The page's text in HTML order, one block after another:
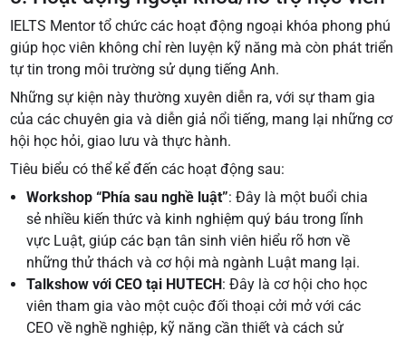
IELTS Mentor tổ chức các hoạt động ngoại khóa phong phú
giúp học viên không chỉ rèn luyện kỹ năng mà còn phát triển
tự tin trong môi trường sử dụng tiếng Anh.
Những sự kiện này thường xuyên diễn ra, với sự tham gia
của các chuyên gia và diễn giả nổi tiếng, mang lại những cơ
hội học hỏi, giao lưu và thực hành.
Tiêu biểu có thể kể đến các hoạt động sau:
Workshop “Phía sau nghề luật”: Đây là một buổi chia
sẻ nhiều kiến thức và kinh nghiệm quý báu trong lĩnh
vực Luật, giúp các bạn tân sinh viên hiểu rõ hơn về
những thử thách và cơ hội mà ngành Luật mang lại.
Talkshow với CEO tại HUTECH : Đây là cơ hội cho học
viên tham gia vào một cuộc đối thoại cởi mở với các
CEO về nghề nghiệp, kỹ năng cần thiết và cách sử